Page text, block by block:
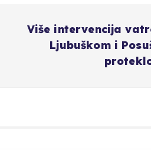
Više intervencija
Ljubuškom i